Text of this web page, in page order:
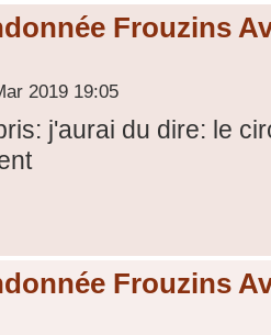
Frouzins
2019 19:05
j'aurai du dire: le
Frouzins